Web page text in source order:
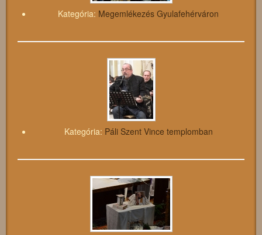
Kategória: Megemlékezés Gyulafehérváron
Kategória: Páli Szent Vince templomban